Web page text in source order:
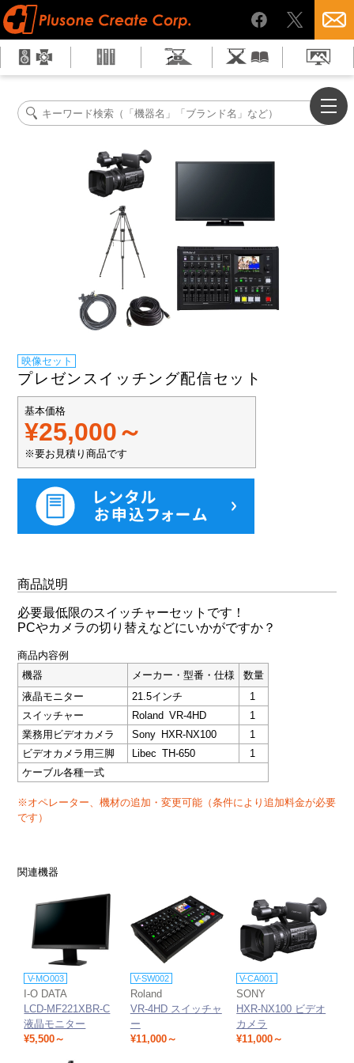
映像セット
プレゼンスイッチング配信セット
基本価格
¥25,000～
※要お見積り商品です
商品説明
必要最低限のスイッチャーセットです！
PCやカメラの切り替えなどにいかがですか？
商品内容例
機器
メーカー・型番・仕様
数量
液晶モニター
21.5インチ
1
スイッチャー
Roland VR-4HD
1
業務用ビデオカメラ
Sony HXR-NX100
1
ビデオカメラ用三脚
Libec TH-650
1
ケーブル各種一式
※オペレーター、機材の追加・変更可能（条件により追加料金が必要
です）
関連機器
V-MO003
I-O DATA
LCD-MF221XBR-C
液晶モニター
¥5,500～
V-SW002
Roland
VR-4HD スイッチャ
ー
¥11,000～
V-CA001
SONY
HXR-NX100 ビデオ
カメラ
¥11,000～